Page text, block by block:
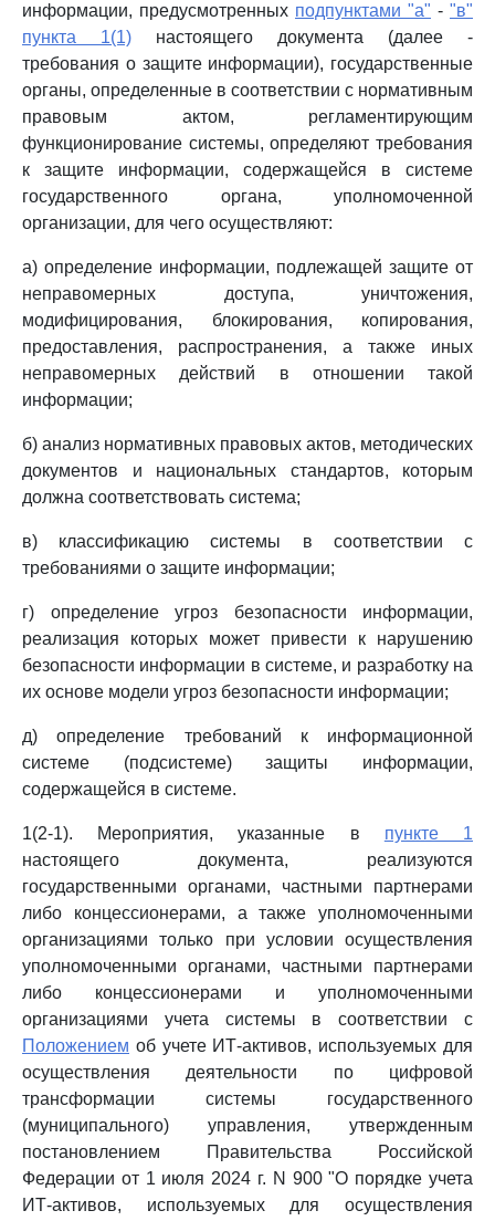
информации, предусмотренных подпунктами "а" - "в"
пункта 1(1) настоящего документа (далее -
требования о защите информации), государственные
органы, определенные в соответствии с нормативным
правовым актом, регламентирующим
функционирование системы, определяют требования
к защите информации, содержащейся в системе
государственного органа, уполномоченной
организации, для чего осуществляют:
а) определение информации, подлежащей защите от
неправомерных доступа, уничтожения,
модифицирования, блокирования, копирования,
предоставления, распространения, а также иных
неправомерных действий в отношении такой
информации;
б) анализ нормативных правовых актов, методических
документов и национальных стандартов, которым
должна соответствовать система;
в) классификацию системы в соответствии с
требованиями о защите информации;
г) определение угроз безопасности информации,
реализация которых может привести к нарушению
безопасности информации в системе, и разработку на
их основе модели угроз безопасности информации;
д) определение требований к информационной
системе (подсистеме) защиты информации,
содержащейся в системе.
1(2-1). Мероприятия, указанные в пункте 1
настоящего документа, реализуются
государственными органами, частными партнерами
либо концессионерами, а также уполномоченными
организациями только при условии осуществления
уполномоченными органами, частными партнерами
либо концессионерами и уполномоченными
организациями учета системы в соответствии с
Положением об учете ИТ-активов, используемых для
осуществления деятельности по цифровой
трансформации системы государственного
(муниципального) управления, утвержденным
постановлением Правительства Российской
Федерации от 1 июля 2024 г. N 900 "О порядке учета
ИТ-активов, используемых для осуществления